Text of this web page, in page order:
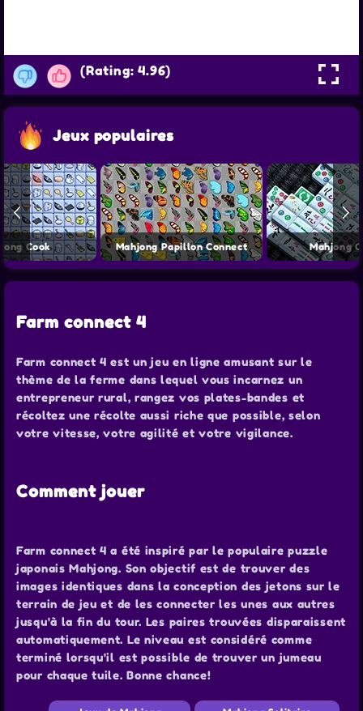
(Rating: 4.96)
Jeux populaires
Cook Mahjong Papillon Connect Mahjong
Farm connect 4
Farm connect 4 est un jeu en ligne amusant sur le
thème de la ferme dans lequel vous incarnez un
entrepreneur rural, rangez vos plates-bandes et
récoltez une récolte aussi riche que possible, selon
votre vitesse, votre agilité et votre vigilance.
Comment jouer
Farm connect 4 a été inspiré par le populaire puzzle
japonais Mahjong. Son objectif est de trouver des
images identiques dans la conception des jetons sur le
terrain de jeu et de les connecter les unes aux autres
jusqu'à la fin du tour. Les paires trouvées disparaissent
automatiquement. Le niveau est considéré comme
terminé lorsqu'il est possible de trouver un jumeau
pour chaque tuile. Bonne chance!